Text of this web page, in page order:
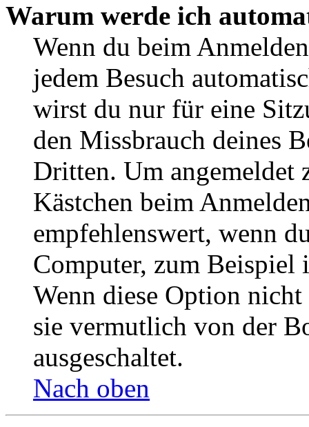
Warum werde ich
Wenn du beim
jedem Besuch
wirst du nur für eine
den Missbrauch deines
Dritten. Um angemeldet
Kästchen beim
empfehlenswert, wenn
Computer, zum Beispiel
Wenn diese Option
sie vermutlich von der
ausgeschaltet.
Nach oben